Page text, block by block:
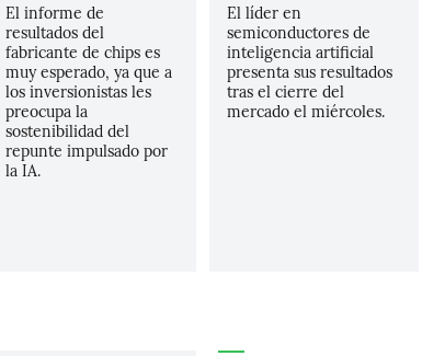
El informe de
resultados del
fabricante de chips es
muy esperado, ya que a
los inversionistas les
preocupa la
sostenibilidad del
repunte impulsado por
la IA.
El líder en
semiconductores de
inteligencia artificial
presenta sus resultados
tras el cierre del
mercado el miércoles.